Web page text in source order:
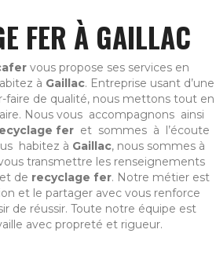
FER À GAILLAC
vous propose ses services en
à Gaillac. Entreprise usant d’une
faire de qualité, nous mettons tout en
Nous vous accompagnons ainsi
fer et sommes à l’écoute
habitez à Gaillac, nous sommes à
transmettre les renseignements
de recyclage fer. Notre métier est
et le partager avec vous renforce
de réussir. Toute notre équipe est
avec propreté et rigueur.